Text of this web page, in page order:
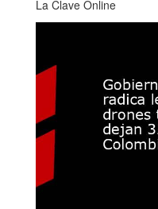
La Clave Online